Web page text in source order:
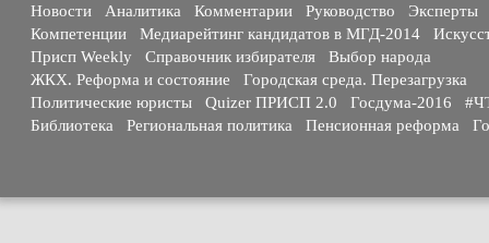
Новости Аналитика Комментарии Руководство
Эксперты
Компетенции
Медиарейтинг кандидатов в МГД-2014
Присп Weekly
Справочник избирателя
Выбор народа
ЖКХ. Реформа и состояние
Городская среда. Перезагрузка
Политические юристы
Quizer ПРИСП 2.0 Госдума-2016
Библиотека
Региональная политика Пенсионная реформа